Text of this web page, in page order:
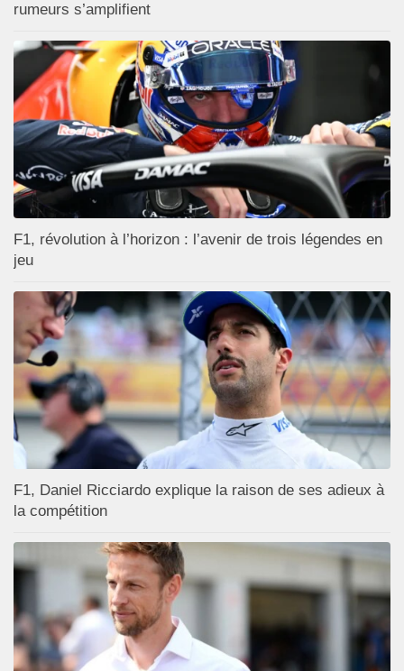
rumeurs s’amplifient
F1, révolution à l’horizon : l’avenir de trois légendes en
jeu
F1, Daniel Ricciardo explique la raison de ses adieux à
la compétition